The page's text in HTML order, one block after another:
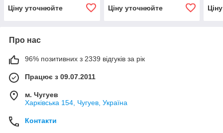
Ціну уточнюйте
Ціну уточнюйте
Про нас
96% позитивних з 2339 відгуків за рік
Працює з 09.07.2011
м. Чугуев
Харківська 154, Чугуев, Україна
Контакти